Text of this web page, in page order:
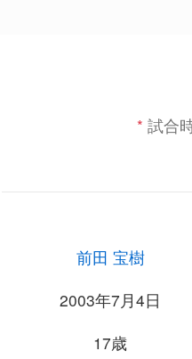
* 試合
前田 宝樹
2003年7月4日
17歳